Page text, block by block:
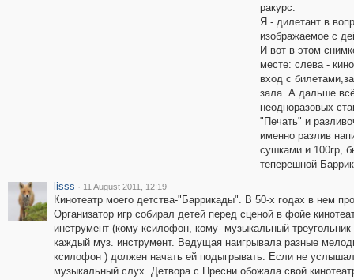
ракурс.
Я - дилетант в
изображаемое с
И вот в этом
месте: слева -
вход с
зала. А дальше
неодноразовых
"Печать" и
именно разлив
сушками и 100гр,
теперешной
lisss · 11 August 2011, 12:19
Кинотеатр моего детства-"Баррикады". В 50-х годах в нем
Организатор игр собирал детей перед сценой в фойе
инструмент (кому-ксилофон, кому- музыкальный
каждый муз. инструмент. Ведущая наигрывала разные
ксилофон ) должен начать ей подыгрывать. Если не
музыкальный слух. Детвора с Пресни обожала свой